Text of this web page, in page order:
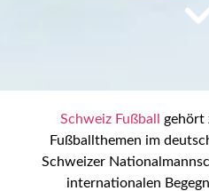
Schweiz Fußball gehört
Fußballthemen im
Schweizer
internationalen